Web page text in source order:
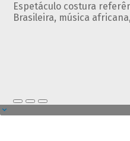
Espetáculo costura
Brasileira, música